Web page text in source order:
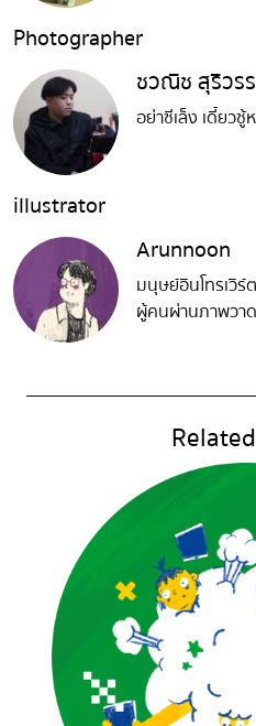
Photographer
ชวณิช สุริวร
อย่าซีเล็ง เดี๋ยวซู้
illustrator
Arunnoon
มนุษย์อินโทรเวิร์
ผู้คนผ่านภาพวาด